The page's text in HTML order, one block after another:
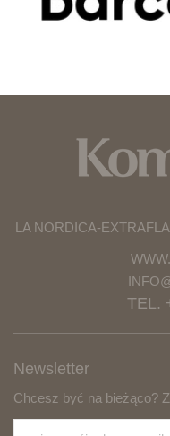
LA NORDICA-
TEL.
Newsletter
Chcesz być na bieżąco?